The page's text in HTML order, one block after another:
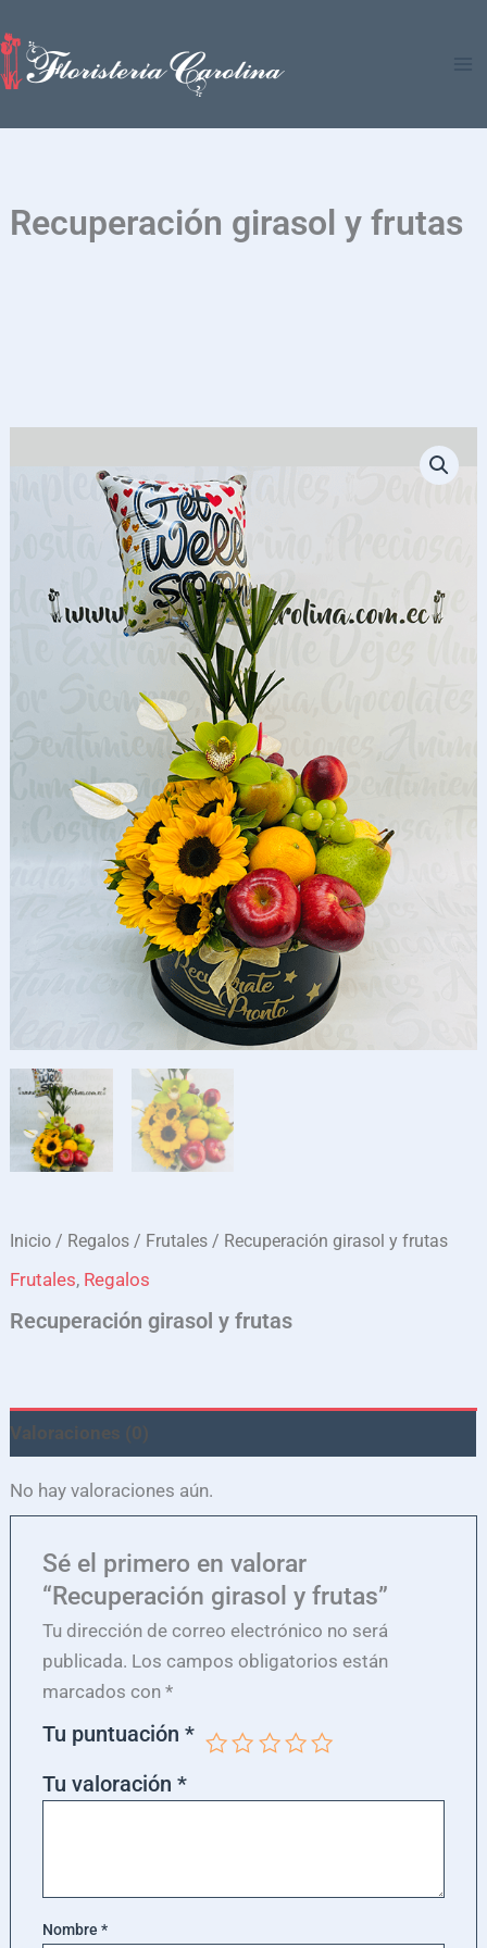
al
contenido
Recuperación girasol y frutas
Inicio / Regalos / Frutales / Recuperación girasol y frutas
Frutales, Regalos
Recuperación girasol y frutas
Valoraciones (0)
No hay valoraciones aún.
Sé el primero en valorar
“Recuperación girasol y frutas”
Tu dirección de correo electrónico no será
publicada. Los campos obligatorios están
marcados con *
Tu puntuación *
Tu valoración *
Nombre *